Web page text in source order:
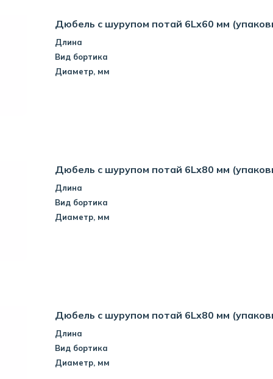
Дюбель с шурупом потай 6Lx60 мм
Длина
Вид бортика
Диаметр, мм
Дюбель с шурупом потай 6Lx80 мм
Длина
Вид бортика
Диаметр, мм
Дюбель с шурупом потай 6Lx80 мм
Длина
Вид бортика
Диаметр, мм